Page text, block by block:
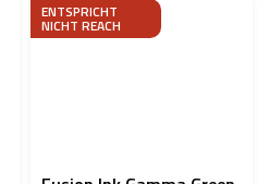
ENTSPRICHT
NICHT REACH